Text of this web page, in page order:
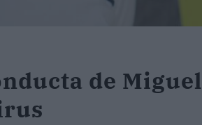
de Miguel